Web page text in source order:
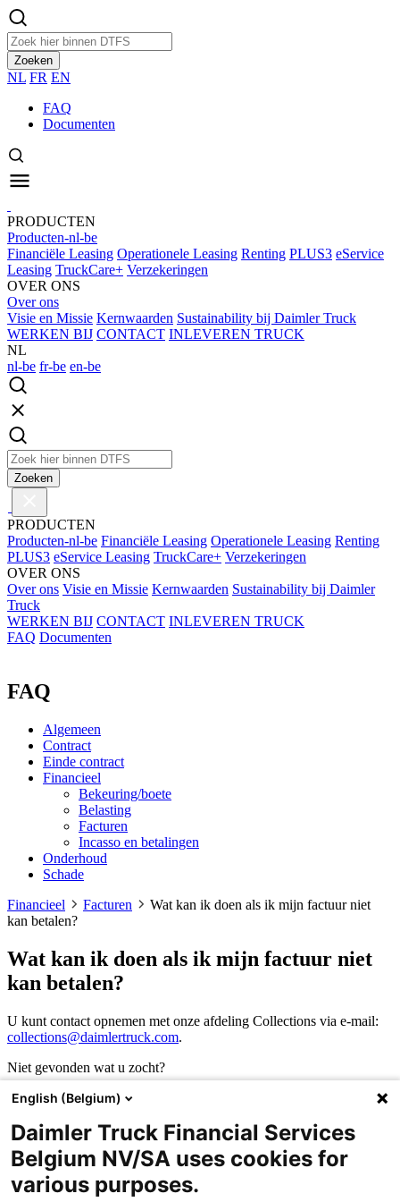
Zoeken
NL FR EN
FAQ
Documenten
PRODUCTEN
Producten-nl-be
Financiële Leasing Operationele Leasing Renting PLUS3 eService
Leasing TruckCare+ Verzekeringen
OVER ONS
Over ons
Visie en Missie Kernwaarden Sustainability bij Daimler Truck
WERKEN BIJ CONTACT INLEVEREN TRUCK
NL
nl-be fr-be en-be
Zoeken
PRODUCTEN
Producten-nl-be Financiële Leasing Operationele Leasing Renting
PLUS3 eService Leasing TruckCare+ Verzekeringen
OVER ONS
Over ons Visie en Missie Kernwaarden Sustainability bij Daimler
Truck
WERKEN BIJ CONTACT INLEVEREN TRUCK
FAQ Documenten
FAQ
Algemeen
Contract
Einde contract
Financieel
Bekeuring/boete
Belasting
Facturen
Incasso en betalingen
Onderhoud
Schade
Financieel
Facturen
Wat kan ik doen als ik mijn factuur niet
kan betalen?
Wat kan ik doen als ik mijn factuur niet
kan betalen?
U kunt contact opnemen met onze afdeling Collections via e-mail:
collections@daimlertruck.com.
Niet gevonden wat u zocht?
We helpen u graag verder op weg.
Contact
English (Belgium)
Daimler Truck Financial Services
Belgium NV/SA uses cookies for
various purposes.